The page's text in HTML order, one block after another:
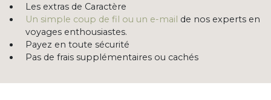
Les extras de Caractère
Un simple coup de fil ou un e-mail de nos experts en
voyages enthousiastes.
Payez en toute sécurité
Pas de frais supplémentaires ou cachés